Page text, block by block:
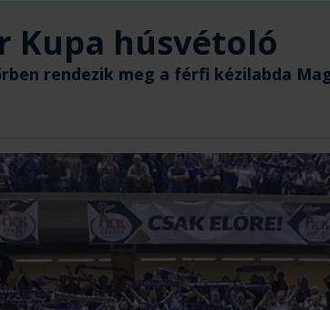
Kupa húsvétoló
rendezik meg a férfi kézilabda